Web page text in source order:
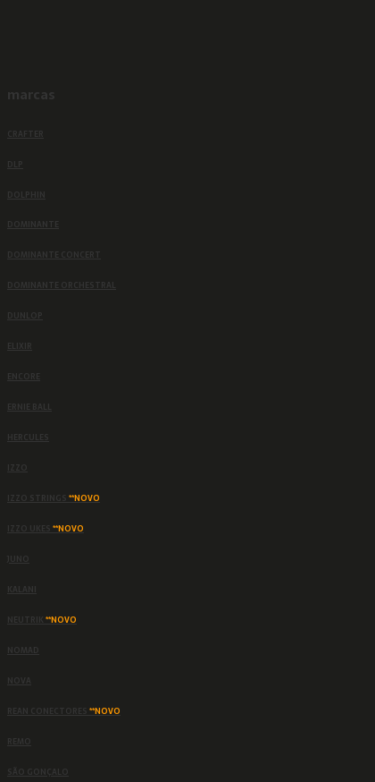
marcas
CRAFTER
DLP
DOLPHIN
DOMINANTE
DOMINANTE CONCERT
DOMINANTE ORCHESTRAL
DUNLOP
ELIXIR
ENCORE
ERNIE BALL
HERCULES
IZZO
IZZO STRINGS **NOVO
IZZO UKES **NOVO
JUNO
KALANI
NEUTRIK **NOVO
NOMAD
NOVA
REAN CONECTORES **NOVO
REMO
SÃO GONÇALO